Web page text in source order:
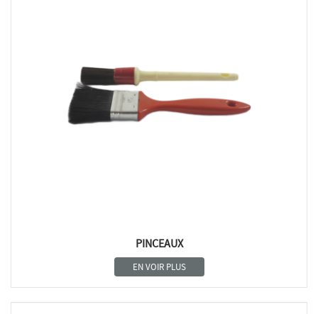
PINCEAUX
EN VOIR PLUS